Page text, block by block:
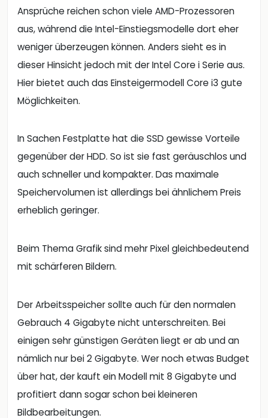
Ansprüche reichen schon viele AMD-Prozessoren
aus, während die Intel-Einstiegsmodelle dort eher
weniger überzeugen können. Anders sieht es in
dieser Hinsicht jedoch mit der Intel Core i Serie aus.
Hier bietet auch das Einsteigermodell Core i3 gute
Möglichkeiten.
In Sachen Festplatte hat die SSD gewisse Vorteile
gegenüber der HDD. So ist sie fast geräuschlos und
auch schneller und kompakter. Das maximale
Speichervolumen ist allerdings bei ähnlichem Preis
erheblich geringer.
Beim Thema Grafik sind mehr Pixel gleichbedeutend
mit schärferen Bildern.
Der Arbeitsspeicher sollte auch für den normalen
Gebrauch 4 Gigabyte nicht unterschreiten. Bei
einigen sehr günstigen Geräten liegt er ab und an
nämlich nur bei 2 Gigabyte. Wer noch etwas Budget
über hat, der kauft ein Modell mit 8 Gigabyte und
profitiert dann sogar schon bei kleineren
Bildbearbeitungen.